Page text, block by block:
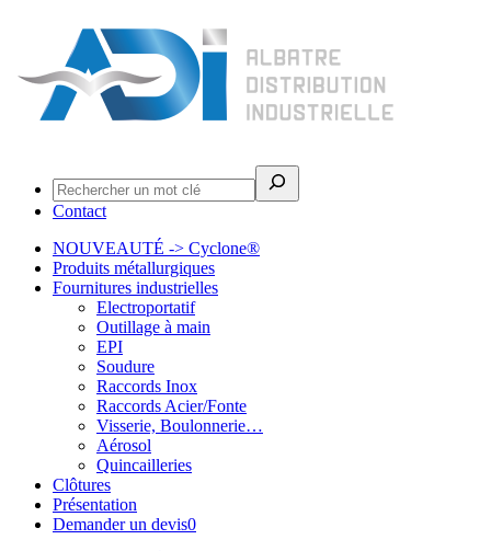
Contact
NOUVEAUTÉ -> Cyclone®
Produits métallurgiques
Fournitures industrielles
Electroportatif
Outillage à main
EPI
Soudure
Raccords Inox
Raccords Acier/Fonte
Visserie, Boulonnerie…
Aérosol
Quincailleries
Clôtures
Présentation
Demander un devis0